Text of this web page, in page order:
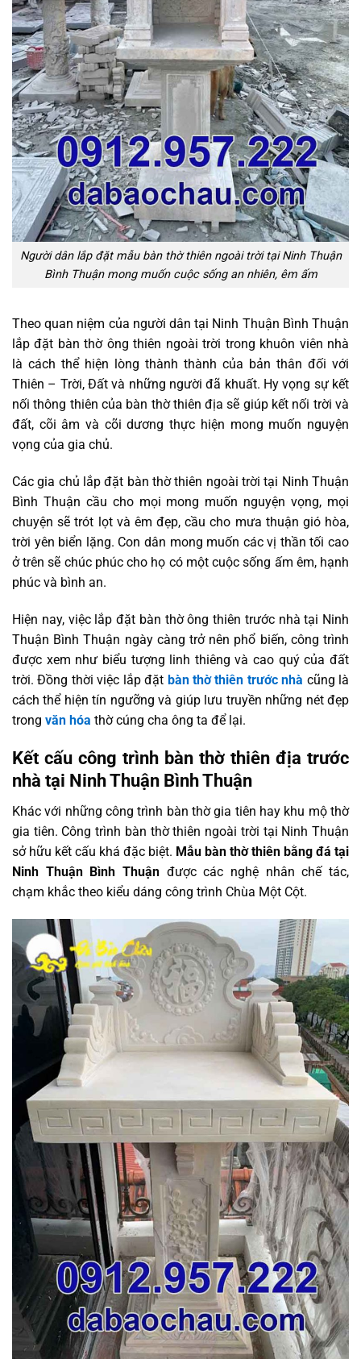
Người dân lắp đặt mẫu bàn thờ thiên ngoài trời tại Ninh Thuận
Bình Thuận mong muốn cuộc sống an nhiên, êm ấm
Theo quan niệm của người dân tại Ninh Thuận Bình Thuận
lắp đặt bàn thờ ông thiên ngoài trời trong khuôn viên nhà
là cách thể hiện lòng thành thành của bản thân đối với
Thiên – Trời, Đất và những người đã khuất. Hy vọng sự kết
nối thông thiên của bàn thờ thiên địa sẽ giúp kết nối trời và
đất, cõi âm và cõi dương thực hiện mong muốn nguyện
vọng của gia chủ.
Các gia chủ lắp đặt bàn thờ thiên ngoài trời tại Ninh Thuận
Bình Thuận cầu cho mọi mong muốn nguyện vọng, mọi
chuyện sẽ trót lọt và êm đẹp, cầu cho mưa thuận gió hòa,
trời yên biển lặng. Con dân mong muốn các vị thần tối cao
ở trên sẽ chúc phúc cho họ có một cuộc sống ấm êm, hạnh
phúc và bình an.
Hiện nay, việc lắp đặt bàn thờ ông thiên trước nhà tại Ninh
Thuận Bình Thuận ngày càng trở nên phổ biến, công trình
được xem như biểu tượng linh thiêng và cao quý của đất
trời. Đồng thời việc lắp đặt bàn thờ thiên trước nhà cũng là
cách thể hiện tín ngưỡng và giúp lưu truyền những nét đẹp
trong văn hóa thờ cúng cha ông ta để lại.
Kết cấu công trình bàn thờ thiên địa trước
nhà tại Ninh Thuận Bình Thuận
Khác với những công trình bàn thờ gia tiên hay khu mộ thờ
gia tiên. Công trình bàn thờ thiên ngoài trời tại Ninh Thuận
sở hữu kết cấu khá đặc biệt. Mẫu bàn thờ thiên bằng đá tại
Ninh Thuận Bình Thuận được các nghệ nhân chế tác,
chạm khắc theo kiểu dáng công trình Chùa Một Cột.